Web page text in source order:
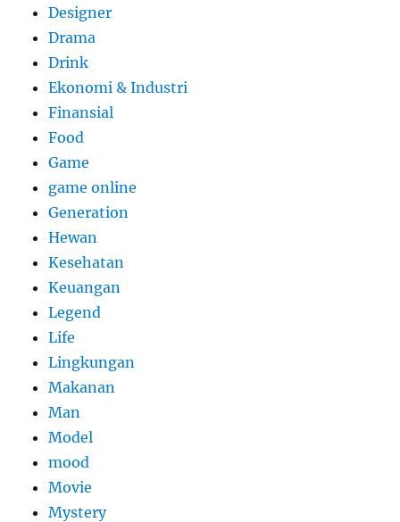
Designer
Drama
Drink
Ekonomi & Industri
Finansial
Food
Game
game online
Generation
Hewan
Kesehatan
Keuangan
Legend
Life
Lingkungan
Makanan
Man
Model
mood
Movie
Mystery